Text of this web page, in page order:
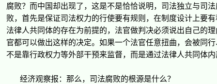
腐败？而中国却出现了， 这是不是恰恰说明，司法独立与司法
败，首先是保证司法权力的行使要有规则 ，在制度设计上要
法律人共同体的存在为前提的，法官做判决必须说出自己的理
官都可以做出这样的决定。如果一个法官任意扭曲，会被同行
不是靠行政权力等外部干预来监督，而是通过法律人共同体
经济观察报 ：那么，司法腐败的根源是什么？